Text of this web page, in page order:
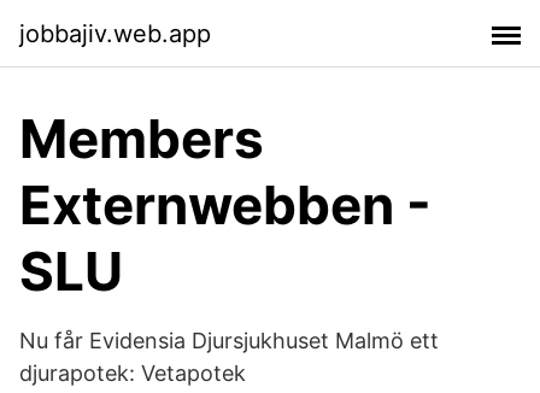
jobbajiv.web.app
Members
Externwebben -
SLU
Nu får Evidensia Djursjukhuset Malmö ett
djurapotek: Vetapotek